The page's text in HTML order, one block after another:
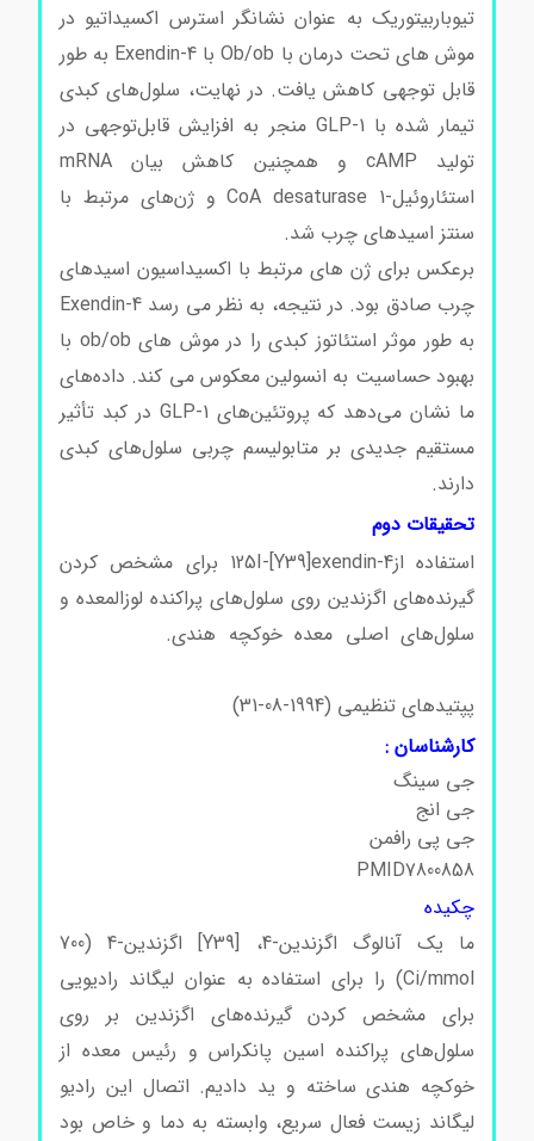
تیوباربیتوریک به عنوان نشانگر استرس اکسیداتیو در
موش های تحت درمان با Ob/ob با Exendin-4 به طور
قابل توجهی کاهش یافت. در نهایت، سلول‌های کبدی
تیمار شده با GLP-1 منجر به افزایش قابل‌توجهی در
تولید cAMP و همچنین کاهش بیان mRNA
استئاروئیل-CoA desaturase 1 و ژن‌های مرتبط با
سنتز اسیدهای چرب شد.اگزندین-4 کد E7144
برعکس برای ژن های مرتبط با اکسیداسیون اسیدهای
چرب صادق بود. در نتیجه، به نظر می رسد Exendin-4
به طور موثر استئاتوز کبدی را در موش های ob/ob با
بهبود حساسیت به انسولین معکوس می کند. داده‌های
ما نشان می‌دهد که پروتئین‌های GLP-1 در کبد تأثیر
مستقیم جدیدی بر متابولیسم چربی سلول‌های کبدی
دارند.
تحقیقات دوم
استفاده از125I-[Y39]exendin-4 برای مشخص کردن
گیرنده‌های اگزندین روی سلول‌های پراکنده لوزالمعده و
سلول‌های اصلی معده خوکچه هندی.
پپتیدهای تنظیمی (1994-08-31)
کارشناسان :
جی سینگ
جی انج
جی پی رافمن
PMID7800858
چکیده
ما یک آنالوگ اگزندین-4، [Y39] اگزندین-4 (700
Ci/mmol) را برای استفاده به عنوان لیگاند رادیویی
برای مشخص کردن گیرنده‌های اگزندین بر روی
سلول‌های پراکنده اسین پانکراس و رئیس معده از
خوکچه هندی ساخته و ید دادیم. اتصال این رادیو
لیگاند زیست فعال سریع، وابسته به دما و خاص بود